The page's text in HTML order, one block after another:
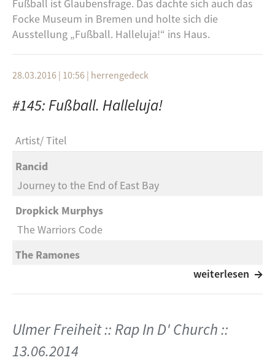
Love someone else - Skunk Anansie
Irgendwie, irgendwo, irgendwann
Great Wide Open- Funeral for a friend
Adam’s Song
Kontakt
Facebook-Seite
Fußball ist Glaubensfrage. Das dachte sich auch das
Focke Museum in Bremen und holte sich die
Ausstellung „Fußball. Halleluja!“ ins Haus.
28.03.2016 | 10:56 | herrengedeck
#145: Fußball. Halleluja!
Artist Titel
Rancid
Journey to the End of East Bay
Dropkick Murphys
The Warriors Code
The Ramones
The Lords
Herbert Grönemeyer
weiterlesen
Ulmer Freiheit :: Rap In D' Church ::
13.06.2014